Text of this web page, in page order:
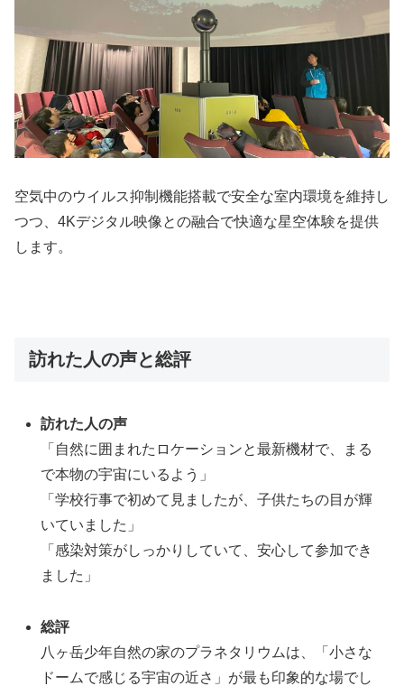
空気中のウイルス抑制機能搭載で安全な室内環境を維持し
つつ、4Kデジタル映像との融合で快適な星空体験を提供
します。
訪れた人の声と総評
訪れた人の声
「自然に囲まれたロケーションと最新機材で、まる
で本物の宇宙にいるよう」
「学校行事で初めて見ましたが、子供たちの目が輝
いていました」
「感染対策がしっかりしていて、安心して参加でき
ました」
総評
八ヶ岳少年自然の家のプラネタリウムは、「小さな
ドームで感じる宇宙の近さ」が最も印象的な場でし